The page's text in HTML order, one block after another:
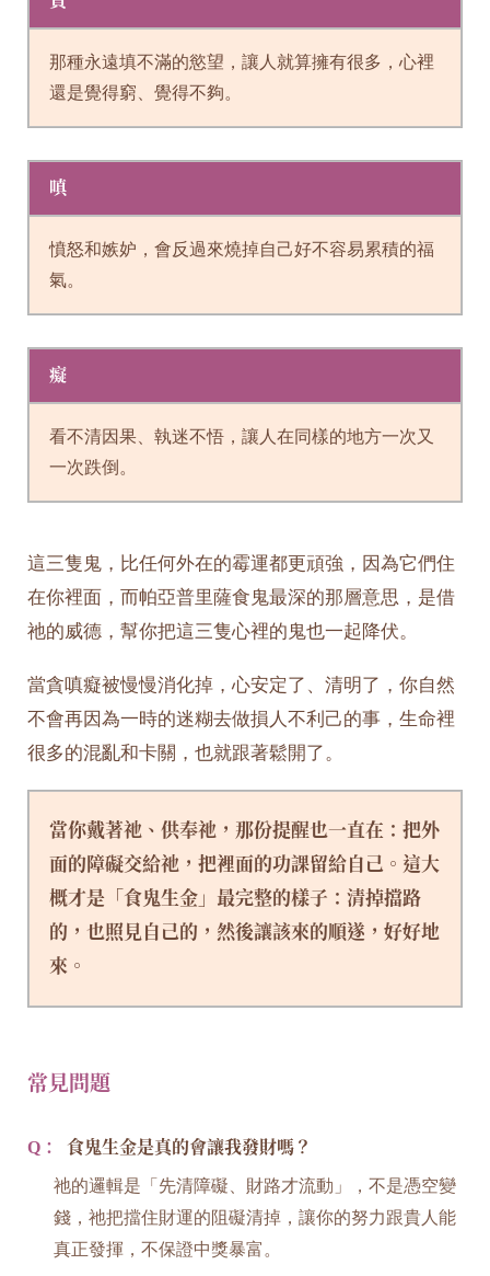
那種永遠填不滿的慾望，讓人就算擁有很多，心裡
還是覺得窮、覺得不夠。
嗔
憤怒和嫉妒，會反過來燒掉自己好不容易累積的福
氣。
癡
看不清因果、執迷不悟，讓人在同樣的地方一次又
一次跌倒。
這三隻鬼，比任何外在的霉運都更頑強，因為它們住
在你裡面，而帕亞普里薩食鬼最深的那層意思，是借
祂的威德，幫你把這三隻心裡的鬼也一起降伏。
當貪嗔癡被慢慢消化掉，心安定了、清明了，你自然
不會再因為一時的迷糊去做損人不利己的事，生命裡
很多的混亂和卡關，也就跟著鬆開了。
當你戴著祂、供奉祂，那份提醒也一直在：把外
面的障礙交給祂，把裡面的功課留給自己。這大
概才是「食鬼生金」最完整的樣子：清掉擋路
的，也照見自己的，然後讓該來的順遂，好好地
來。
常見問題
Q： 食鬼生金是真的會讓我發財嗎？
祂的邏輯是「先清障礙、財路才流動」，不是憑空變
錢，祂把擋住財運的阻礙清掉，讓你的努力跟貴人能
真正發揮，不保證中獎暴富。